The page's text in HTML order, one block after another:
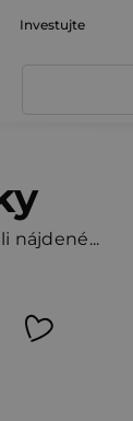
Investujte
nájdené...